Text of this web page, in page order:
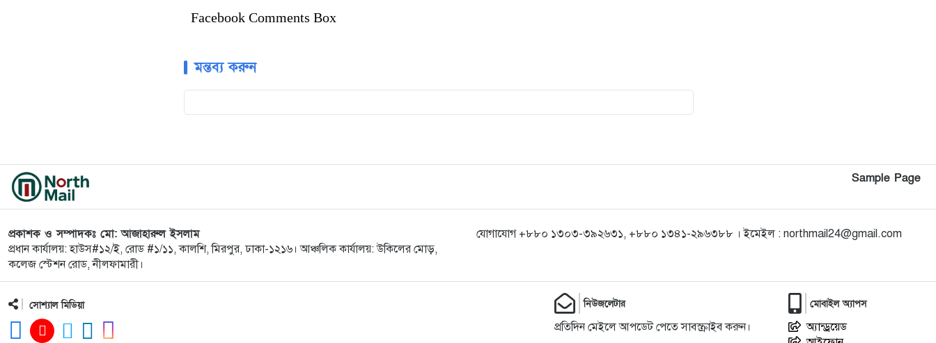
Facebook Comments Box
মন্তব্য করুন
২০
Sample Page
প্রকাশক ও সম্পাদকঃ মো: আজাহারুল ইসলাম
প্রধান কার্যালয়: হাউস#১২/ই, রোড #১/১১, কালশি, মিরপুর, ঢাকা-১২১৬। আঞ্চলিক কার্যালয়: উকিলের মোড়,
কলেজ স্টেশন রোড, নীলফামারী।
যোগাযোগ +৮৮০ ১৩০৩-৩৯২৬৩১, +৮৮০ ১৩৪১-২৯৬৩৮৮ । ইমেইল : northmail24@gmail.com
সোশ্যাল মিডিয়া নিউজলেটার
প্রতিদিন মেইলে আপডেট পেতে সাবস্ক্রাইব করুন।
মোবাইল অ্যাপস
অ্যান্ড্রয়েড